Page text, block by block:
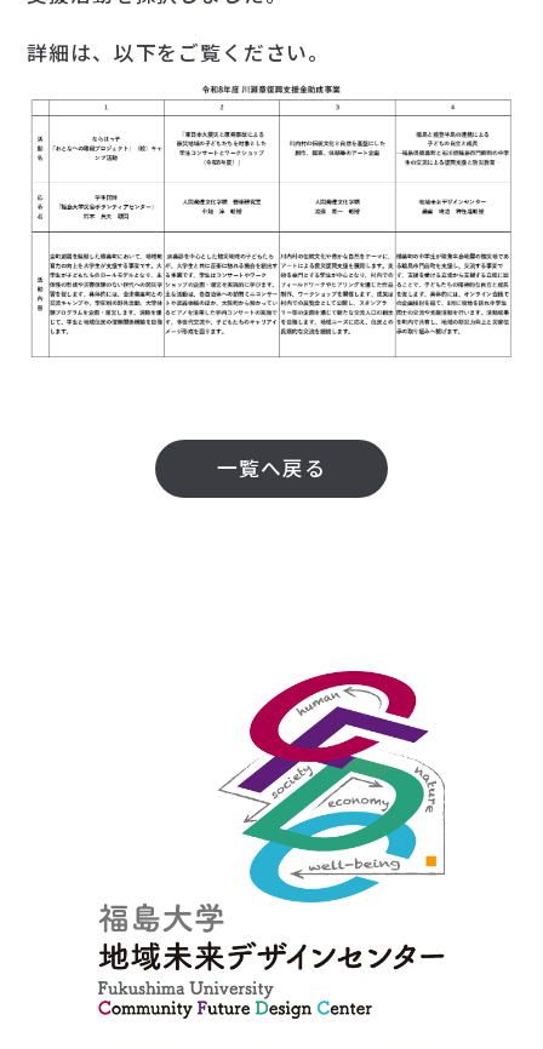
詳細は、以下をご覧ください。
一覧へ戻る